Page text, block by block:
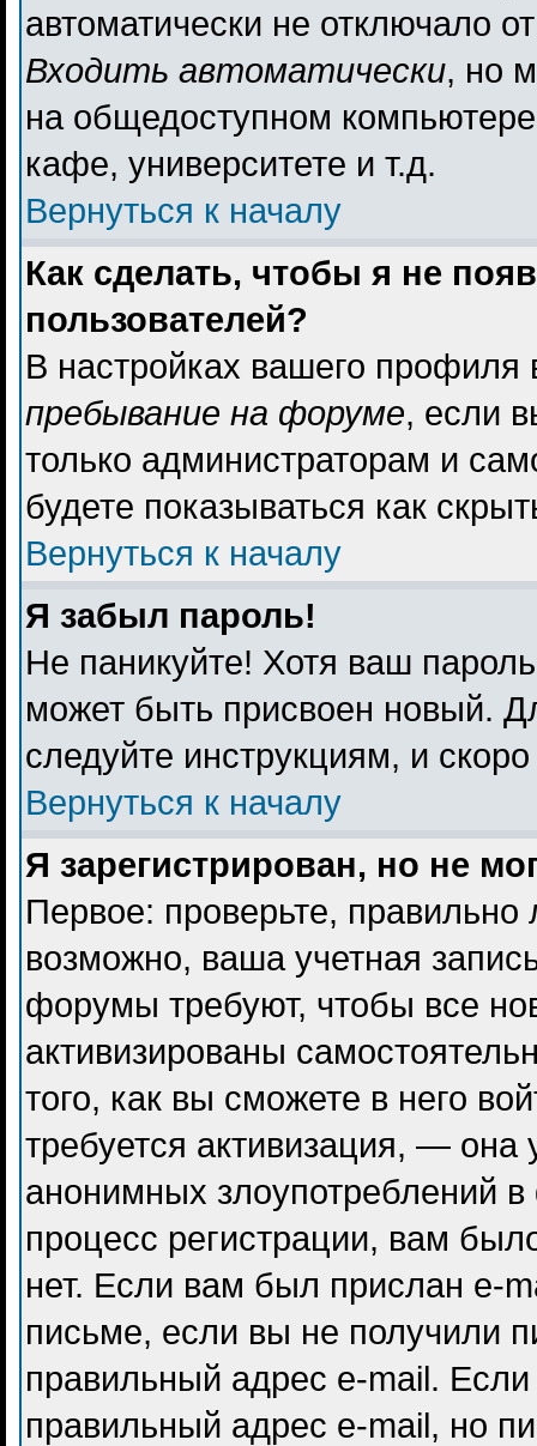
автоматически не отключало
Входить автоматически, но
на общедоступном
кафе, университете и т.д.
Вернуться к началу
Как сделать, чтобы я не
пользователей?
В настройках вашего
пребывание на форуме, если
только администраторам и
будете показываться как
Вернуться к началу
Я забыл пароль!
Не паникуйте! Хотя ваш
может быть присвоен новый.
следуйте инструкциям, и
Вернуться к началу
Я зарегистрирован, но не
Первое: проверьте,
возможно, ваша учетная
форумы требуют, чтобы все
активизированы
того, как вы сможете в него
требуется активизация, —
анонимных злоупотреблений
процесс регистрации, вам
нет. Если вам был прислан e-
письме, если вы не получили
правильный адрес e-mail.
правильный адрес e-mail, но